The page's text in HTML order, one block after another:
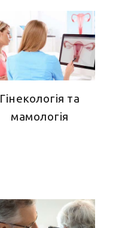
Гінекологія та
мамологія